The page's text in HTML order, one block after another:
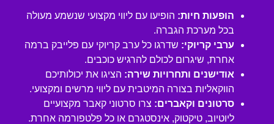
הופעות חיות: הופיעו עם ליווי מקצועי שנשמע מעולה
בכל מערכת הגברה.
ערבי קריוקי: שדרגו כל ערב קריוקי עם פלייבק ברמה
אחרת, שיגרום לכולם להרגיש כוכבים.
אודישנים ותחרויות שירה: הציגו את יכולותיכם
הווקאליות בצורה המיטבית עם ליווי מרשים ומקצועי.
סרטונים וקאברים: צרו סרטוני קאבר מקצועיים
ליוטיוב, טיקטוק, אינסטגרם או כל פלטפורמה אחרת.